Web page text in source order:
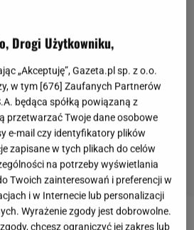
Drogi Użytkowniku,
„Akceptuję”, Gazeta.pl sp. z o.o.
w tym [676] Zaufanych Partnerów
będąca spółką powiązaną z
przetwarzać Twoje dane osobowe
e-mail czy identyfikatory plików
zapisane w tych plikach do celów
na potrzeby wyświetlania
Twoich zainteresowań i preferencji w
i w Internecie lub personalizacji
Wyrażenie zgody jest dobrowolne.
chcesz ograniczyć jej zakres lub